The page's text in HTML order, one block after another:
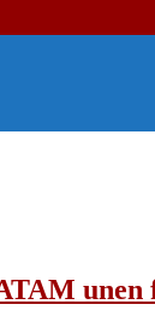
unen